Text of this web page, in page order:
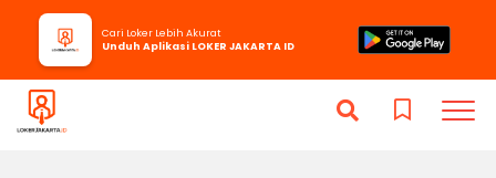
Cari Loker Lebih Akurat
Unduh Aplikasi LOKER JAKARTA ID